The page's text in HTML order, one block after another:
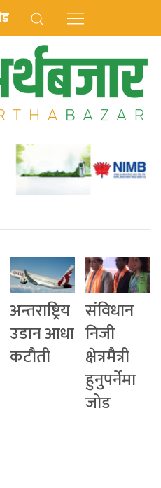
अन्तराष्ट्रिय
उडान आधा
कटौती
संविधान
निजी
क्षेत्रमैत्री
हुनुपर्नेमा
जोड